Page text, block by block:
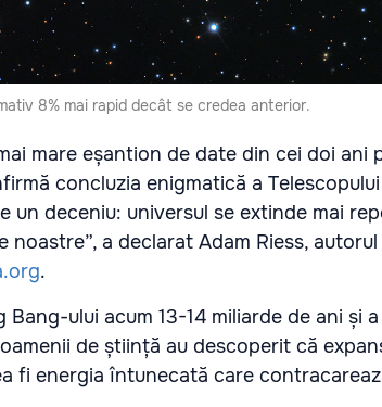
8% mai rapid decât se credea anterior.
mare eșantion de date din cei doi ani
concluzia enigmatică a
un deceniu: universul se extinde mai
noastre”, a declarat Adam Riess,
.
ului acum 13-14 miliarde de ani și
de știință au descoperit că
fi energia întunecată care